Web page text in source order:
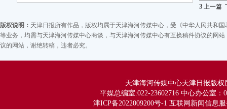
身“
3 上一篇
版权说明： 天津日报所有作品，版权均属于天津海河传媒中心，受《中华人民共和
等业务，均需与天津海河传媒中心商谈，与天津海河传媒中心有互换稿件协议的网
议的网站，谢绝转稿，违者必究。
天津海河传媒中心天津日报版权
平媒总编室:022-23602716 中心办公室：
津ICP备2022009200号-1 互联网新闻信息